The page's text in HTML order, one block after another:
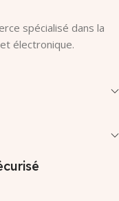
spécialisé dans la
électronique.